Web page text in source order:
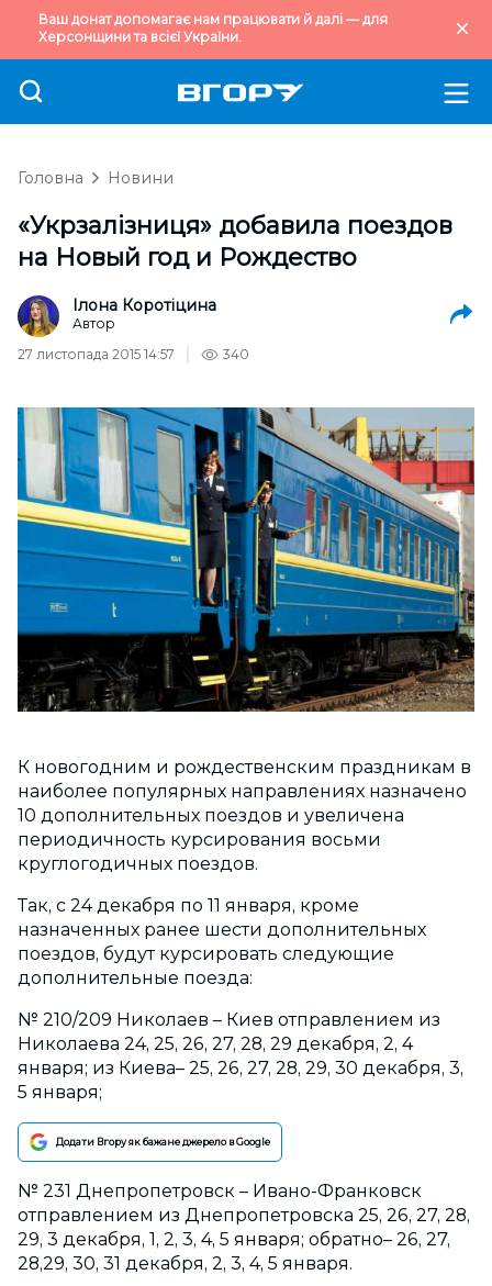
Ваш донат допомагає нам працювати й далі — для
Херсонщини та всієї України.
Головна Новини
«Укрзалізниця» добавила поездов
на Новый год и Рождество
Ілона Коротіцина
Автор
27 листопада 2015 14:57
340
К новогодним и рождественским праздникам в
наиболее популярных направлениях назначено
10 дополнительных поездов и увеличена
периодичность курсирования восьми
круглогодичных поездов.
Так, с 24 декабря по 11 января, кроме
назначенных ранее шести дополнительных
поездов, будут курсировать следующие
дополнительные поезда:
№ 210/209 Николаев – Киев отправлением из
Николаева 24, 25, 26, 27, 28, 29 декабря, 2, 4
января; из Киева– 25, 26, 27, 28, 29, 30 декабря, 3,
5 января;
Додати Вгору як бажане джерело в Google
№ 231 Днепропетровск – Ивано-Франковск
отправлением из Днепропетровска 25, 26, 27, 28,
29, 3 декабря, 1, 2, 3, 4, 5 января; обратно– 26, 27,
28,29, 30, 31 декабря, 2, 3, 4, 5 января.